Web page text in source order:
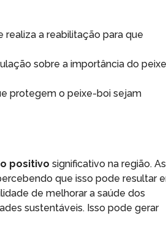
a reabilitação para que
sobre a importância do
protegem o peixe-boi sejam
positivo significativo na região. As
que isso pode resultar
de melhorar a saúde dos
sustentáveis. Isso pode gerar